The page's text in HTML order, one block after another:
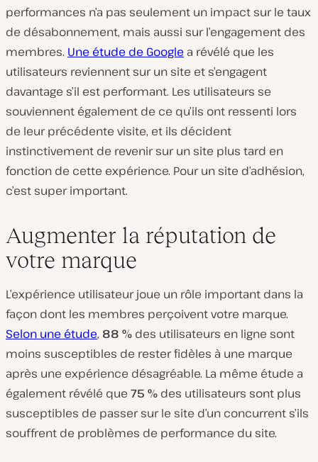
performances n’a pas seulement un impact sur le taux
de désabonnement, mais aussi sur l’engagement des
membres. Une étude de Google a révélé que les
utilisateurs reviennent sur un site et s’engagent
davantage s’il est performant. Les utilisateurs se
souviennent également de ce qu’ils ont ressenti lors
de leur précédente visite, et ils décident
instinctivement de revenir sur un site plus tard en
fonction de cette expérience. Pour un site d’adhésion,
c’est super important.
Augmenter la réputation de
votre marque
L’expérience utilisateur joue un rôle important dans la
façon dont les membres perçoivent votre marque.
Selon une étude, 88 % des utilisateurs en ligne sont
moins susceptibles de rester fidèles à une marque
après une expérience désagréable. La même étude a
également révélé que 75 % des utilisateurs sont plus
susceptibles de passer sur le site d’un concurrent s’ils
souffrent de problèmes de performance du site.